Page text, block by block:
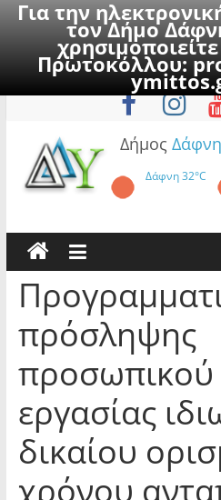
Για την
τον Δήμο
Πρωτοκόλλου:
to
Κυριακή, 9
Δήμος
Δάφνη32°C
πρόσληψης
προσωπικού
εργασίας
δικαίου
χρόνου